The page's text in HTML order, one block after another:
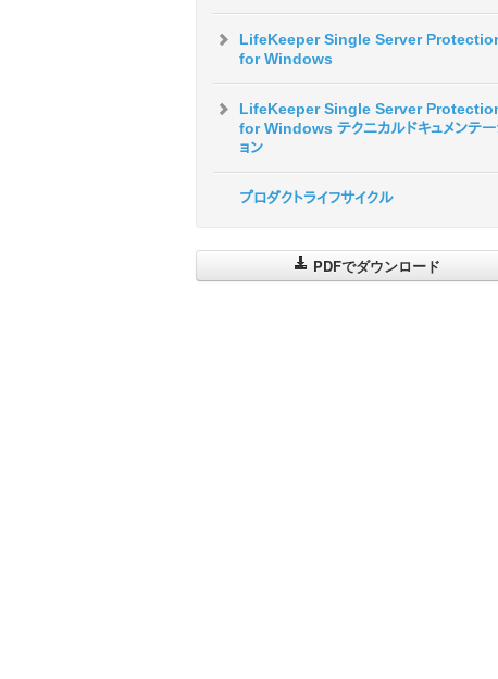
LifeKeeper Single Server
for Windows
LifeKeeper Single Server
for Windows テクニカルドキュメンテー
ョン
プロダクトライフサイクル
PDFでダウンロード